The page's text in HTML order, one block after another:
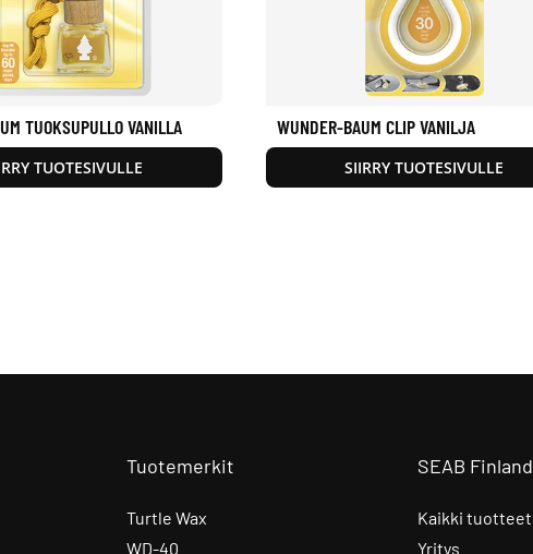
TUOKSUPULLO VANILLA
TUOTESIVULLE
WUNDER-BAUM CLIP VANILJA
SIIRRY TUOTESIVULLE
Tuotemerkit
Turtle Wax
WD-40
SEAB Finland
Kaikki tuotteet
Yritys